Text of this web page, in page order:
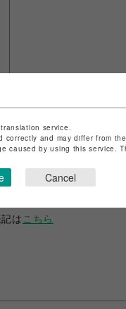
は こちら
service.
and may differ from
by using this service.
Cancel